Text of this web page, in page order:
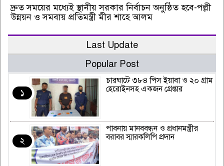
দ্রুত সময়ের মধ্যেই স্থানীয় সরকার নির্বাচন অনুষ্ঠিত হবে-পল্লী
উন্নয়ন ও সমবায় প্রতিমন্ত্রী মীর শাহে আলম
Last Update
Popular Post
১
চারঘাটে ৩৮৪ পিস ইয়াবা ও ২০ গ্রাম
হেরোইনসহ একজন গ্রেপ্তার
২
পাবনায় মানববন্ধন ও প্রধানমন্ত্রীর
বরাবর স্মারকলিপি প্রদান